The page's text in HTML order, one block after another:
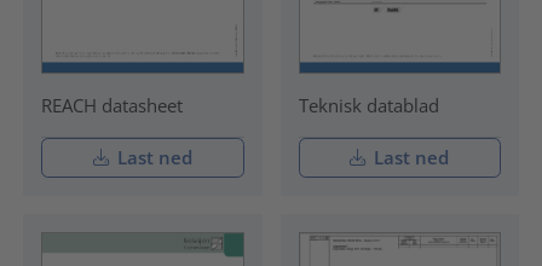
REACH datasheet
Last ned
Teknisk datablad
Last ned